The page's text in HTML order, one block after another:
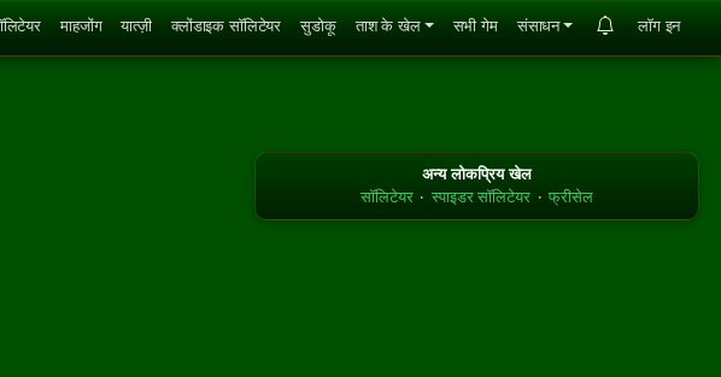
माहजोंग यात्ज़ी क्लोंडाइक सॉलिटेयर सुडोकू ताश के खेल सभी गेम संसाधन लॉग इन
अन्य लोकप्रिय खेल
सॉलिटेयर · स्पाइडर सॉलिटेयर · फ्रीसेल